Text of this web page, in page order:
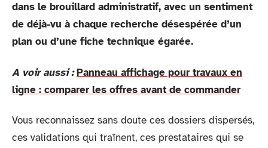
dans le brouillard administratif, avec un sentiment
de déjà-vu à chaque recherche désespérée d’un
plan ou d’une fiche technique égarée.
A voir aussi : Panneau affichage pour travaux en
ligne : comparer les offres avant de commander
Vous reconnaissez sans doute ces dossiers dispersés,
ces validations qui traînent, ces prestataires qui se